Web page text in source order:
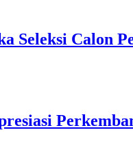
Seleksi Calon